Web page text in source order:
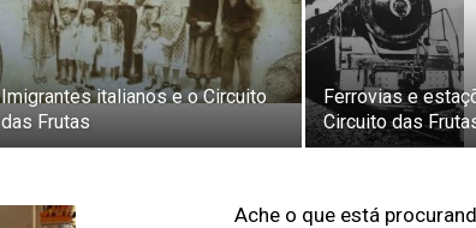
Imigrantes italianos e o Circuito
das Frutas
Ferrovias e
Circuito das
Ache o que está